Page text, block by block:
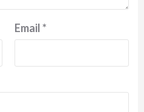
Email*